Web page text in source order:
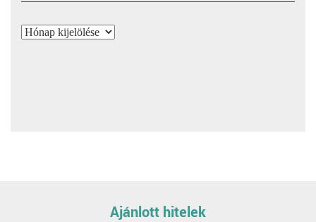
Archívum
Ajánlott hitelek